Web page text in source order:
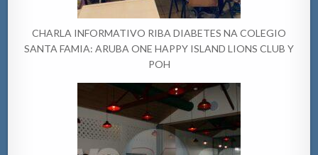
CHARLA INFORMATIVO RIBA DIABETES NA COLEGIO
SANTA FAMIA: ARUBA ONE HAPPY ISLAND LIONS CLUB Y
POH